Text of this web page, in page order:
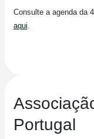
Consulte a agenda da
aqui
Portugal